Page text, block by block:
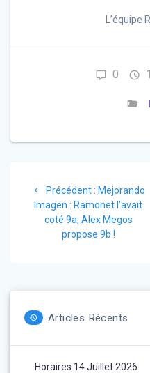
L’équipe
0
de
l’article
Précédent : Article
précédent
:
Mejorando
Imagen : Ramonet l’avait
coté 9a, Alex Megos
propose 9b !
Articles Récents
Horaires 14 Juillet 2026